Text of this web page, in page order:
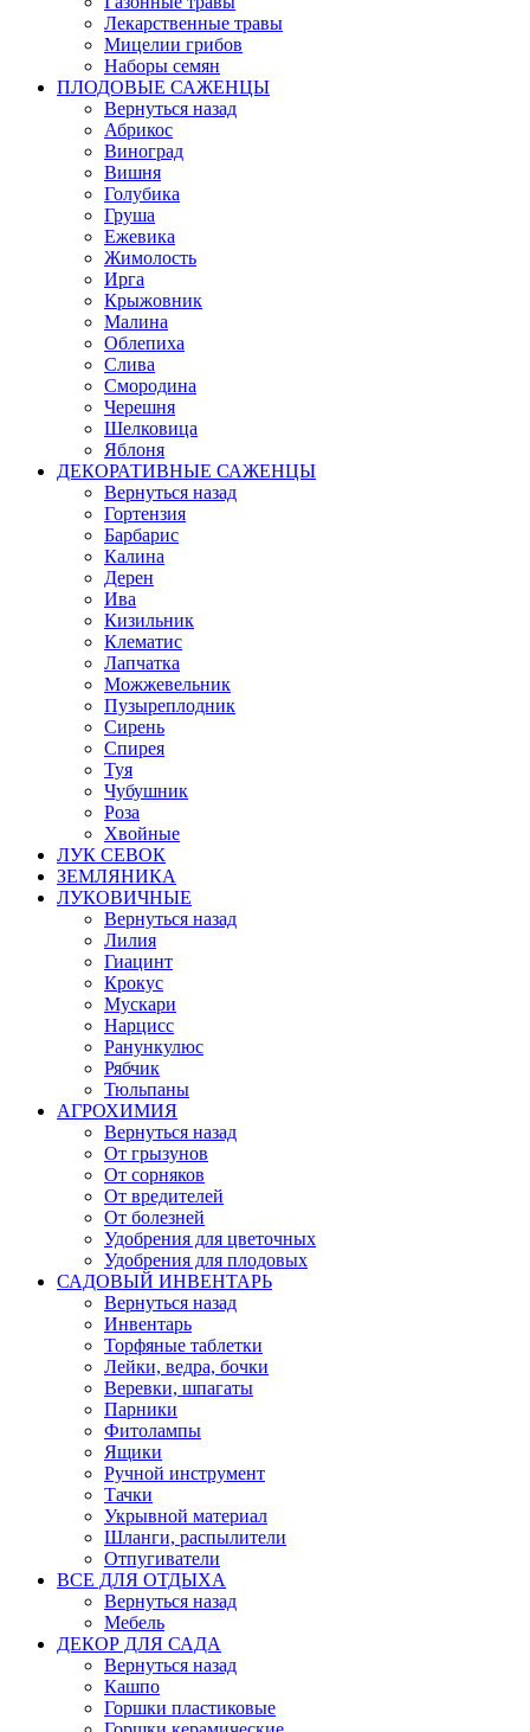
Лекарственные травы
Мицелии грибов
Наборы семян
ПЛОДОВЫЕ САЖЕНЦЫ
Вернуться назад
Абрикос
Виноград
Вишня
Голубика
Груша
Ежевика
Жимолость
Ирга
Крыжовник
Малина
Облепиха
Слива
Смородина
Черешня
Шелковица
Яблоня
ДЕКОРАТИВНЫЕ САЖЕНЦЫ
Вернуться назад
Гортензия
Барбарис
Калина
Дерен
Ива
Кизильник
Клематис
Лапчатка
Можжевельник
Пузыреплодник
Сирень
Спирея
Туя
Чубушник
Роза
Хвойные
ЛУК СЕВОК
ЗЕМЛЯНИКА
ЛУКОВИЧНЫЕ
Вернуться назад
Лилия
Гиацинт
Крокус
Мускари
Нарцисс
Ранункулюс
Рябчик
Тюльпаны
АГРОХИМИЯ
Вернуться назад
От грызунов
От сорняков
От вредителей
От болезней
Удобрения для цветочных
Удобрения для плодовых
САДОВЫЙ ИНВЕНТАРЬ
Вернуться назад
Инвентарь
Торфяные таблетки
Лейки, ведра, бочки
Веревки, шпагаты
Парники
Фитолампы
Ящики
Ручной инструмент
Тачки
Укрывной материал
Шланги, распылители
Отпугиватели
ВСЕ ДЛЯ ОТДЫХА
Вернуться назад
Мебель
ДЕКОР ДЛЯ САДА
Вернуться назад
Кашпо
Горшки пластиковые